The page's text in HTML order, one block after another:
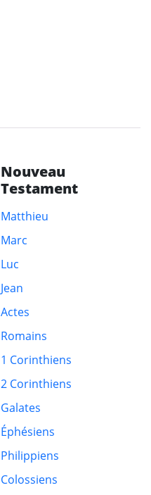
Nouveau
Testament
Matthieu
Marc
Luc
Jean
Actes
Romains
1 Corinthiens
2 Corinthiens
Galates
Éphésiens
Philippiens
Colossiens